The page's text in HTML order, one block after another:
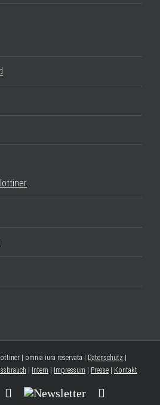
| omnia iura reservata | Datenschutz
Intern Impressum Presse Kontakt
Threads
Newsletter